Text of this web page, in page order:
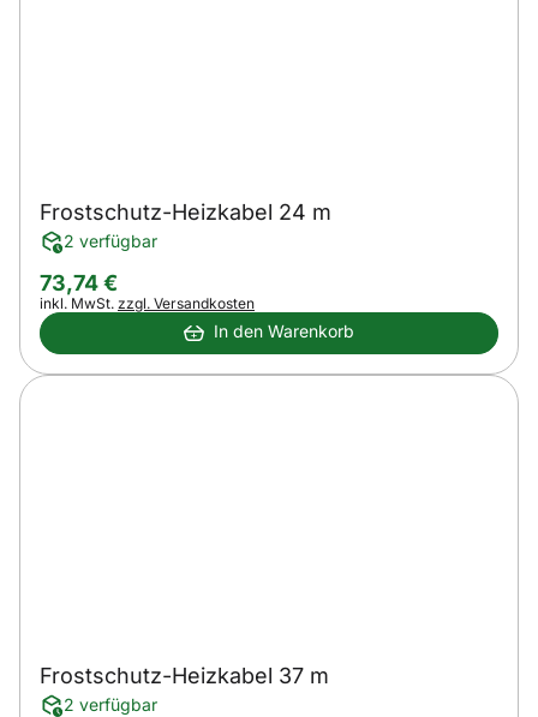
Frostschutz-Heizkabel 24 m
2 verfügbar
73,74€
Steuerhinweis:
inkl. MwSt. zzgl. Versandkosten
In den Warenkorb
Frostschutz-Heizkabel 37 m
2 verfügbar